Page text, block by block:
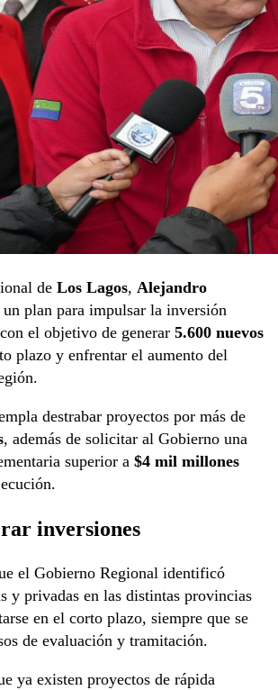
de Los Lagos, Alejandro
plan para impulsar la inversión
el objetivo de generar 5.600 nuevos
plazo y enfrentar el aumento del
destrabar proyectos por más de
, además de solicitar al Gobierno una
superior a $4 mil millones
inversiones
el Gobierno Regional identificó
y privadas en las distintas provincias
en el corto plazo, siempre que se
de evaluación y tramitación.
ya existen proyectos de rápida